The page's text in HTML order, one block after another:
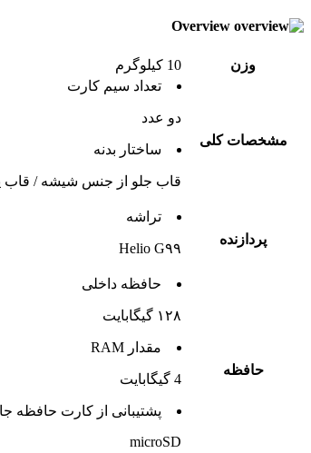
Overview
وزن 10 کیلوگرم
مشخصات کلی
تعداد سيم کارت
دو عدد
ساختار بدنه
قاب جلو از جنس شیشه / قاب
پردازنده
تراشه
Helio G۹۹
حافظه
حافظه داخلی
۱۲۸ گیگابایت
مقدار RAM
4 گيگابايت
پشتيبانی از کارت حافظه
microSD